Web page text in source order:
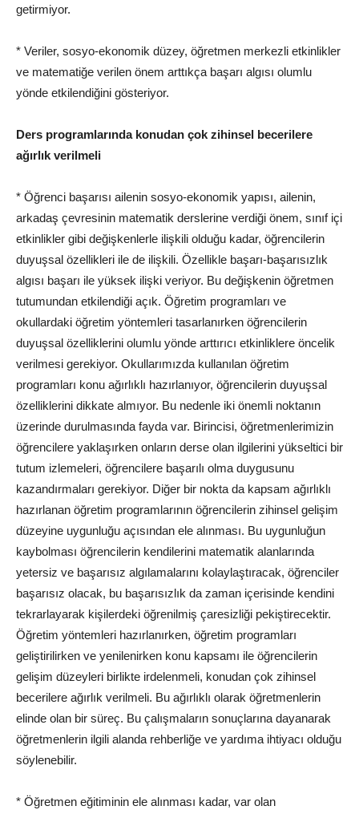
getirmiyor.
* Veriler, sosyo-ekonomik düzey, öğretmen merkezli etkinlikler
ve matematiğe verilen önem arttıkça başarı algısı olumlu
yönde etkilendiğini gösteriyor.
Ders programlarında konudan çok zihinsel becerilere
ağırlık verilmeli
* Öğrenci başarısı ailenin sosyo-ekonomik yapısı, ailenin,
arkadaş çevresinin matematik derslerine verdiği önem, sınıf içi
etkinlikler gibi değişkenlerle ilişkili olduğu kadar, öğrencilerin
duyuşsal özellikleri ile de ilişkili. Özellikle başarı-başarısızlık
algısı başarı ile yüksek ilişki veriyor. Bu değişkenin öğretmen
tutumundan etkilendiği açık. Öğretim programları ve
okullardaki öğretim yöntemleri tasarlanırken öğrencilerin
duyuşsal özelliklerini olumlu yönde arttırıcı etkinliklere öncelik
verilmesi gerekiyor. Okullarımızda kullanılan öğretim
programları konu ağırlıklı hazırlanıyor, öğrencilerin duyuşsal
özelliklerini dikkate almıyor. Bu nedenle iki önemli noktanın
üzerinde durulmasında fayda var. Birincisi, öğretmenlerimizin
öğrencilere yaklaşırken onların derse olan ilgilerini yükseltici bir
tutum izlemeleri, öğrencilere başarılı olma duygusunu
kazandırmaları gerekiyor. Diğer bir nokta da kapsam ağırlıklı
hazırlanan öğretim programlarının öğrencilerin zihinsel gelişim
düzeyine uygunluğu açısından ele alınması. Bu uygunluğun
kaybolması öğrencilerin kendilerini matematik alanlarında
yetersiz ve başarısız algılamalarını kolaylaştıracak, öğrenciler
başarısız olacak, bu başarısızlık da zaman içerisinde kendini
tekrarlayarak kişilerdeki öğrenilmiş çaresizliği pekiştirecektir.
Öğretim yöntemleri hazırlanırken, öğretim programları
geliştirilirken ve yenilenirken konu kapsamı ile öğrencilerin
gelişim düzeyleri birlikte irdelenmeli, konudan çok zihinsel
becerilere ağırlık verilmeli. Bu ağırlıklı olarak öğretmenlerin
elinde olan bir süreç. Bu çalışmaların sonuçlarına dayanarak
öğretmenlerin ilgili alanda rehberliğe ve yardıma ihtiyacı olduğu
söylenebilir.
* Öğretmen eğitiminin ele alınması kadar, var olan